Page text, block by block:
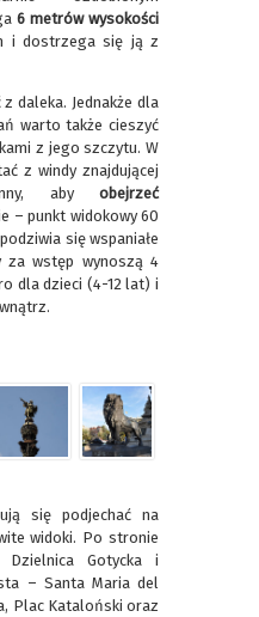
6 metrów wysokości
i dostrzega się ją z
daleka. Jednakże dla
warto także cieszyć
z jego szczytu. W
z windy znajdującej
aby obejrzeć
– punkt widokowy 60
się wspaniałe
za wstęp wynoszą 4
dla dzieci (4-12 lat) i
się podjechać na
widoki. Po stronie
Gotycka i
– Santa Maria del
Plac Kataloński oraz